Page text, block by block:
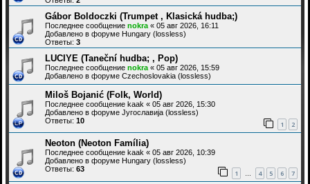
Gábor Boldoczki (Trumpet , Klasická hudba;)
Последнее сообщение nokra « 05 авг 2026, 16:11
Добавлено в форуме Hungary (lossless)
Ответы: 3
LUCIYE (Taneční hudba; , Pop)
Последнее сообщение nokra « 05 авг 2026, 15:59
Добавлено в форуме Czechoslovakia (lossless)
Miloš Bojanić (Folk, World)
Последнее сообщение kaak « 05 авг 2026, 15:30
Добавлено в форуме Југославија (lossless)
Ответы: 10 1 2
Neoton (Neoton Família)
Последнее сообщение kaak « 05 авг 2026, 10:39
Добавлено в форуме Hungary (lossless)
Ответы: 63 1 … 4 5 6 7